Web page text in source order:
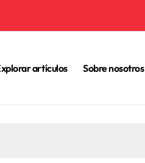
artículos Sobre nosotros